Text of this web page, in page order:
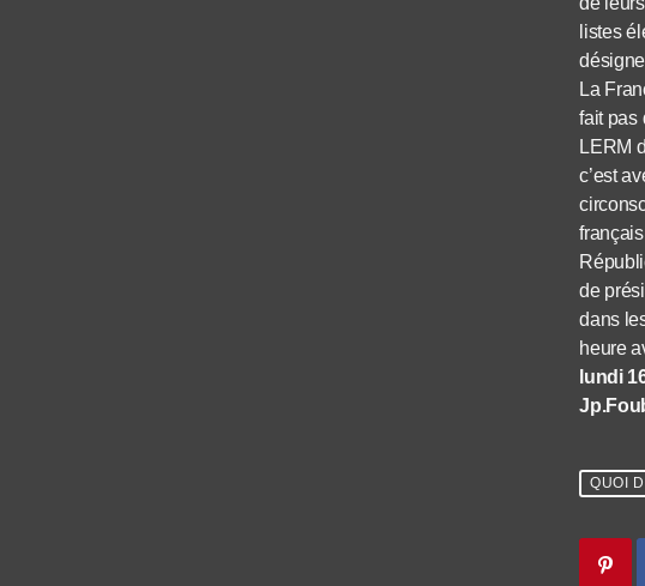
listes
La
fait pas
LERM
c’est
de
dans
heure
lundi
QUOI